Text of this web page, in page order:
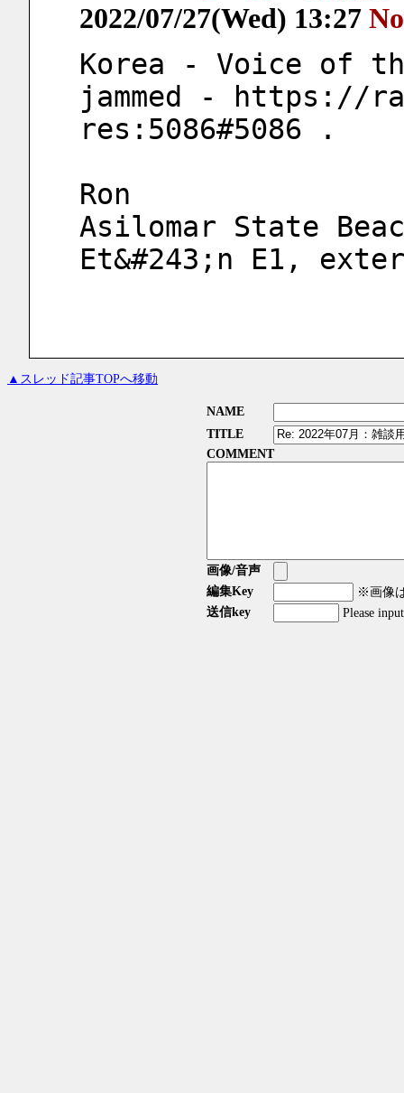
2022/07/27(Wed) 13:27
Korea - Voice of
jammed - https://
res:5086#5086 .
Ron
Asilomar State
Et&#243;n E1,
▲スレッド記事TOPへ移動
NAME
TITLE
COMMENT
画像/音声
編集Key
※画像
送信key
Please